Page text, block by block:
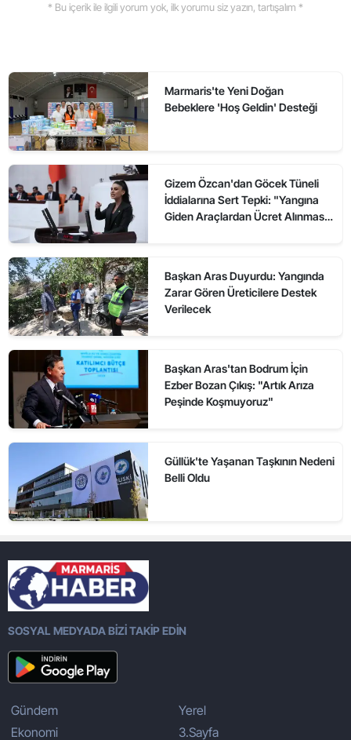
* Bu içerik ile ilgili yorum yok, ilk yorumu siz yazın, tartışalım *
Marmaris'te Yeni Doğan
Bebeklere 'Hoş Geldin' Desteği
Gizem Özcan'dan Göcek Tüneli
İddialarına Sert Tepki: "Yangına
Giden Araçlardan Ücret Alınması
Başkan Aras Duyurdu: Yangında
Zarar Gören Üreticilere Destek
Verilecek
Başkan Aras'tan Bodrum İçin
Ezber Bozan Çıkış: "Artık Arıza
Peşinde Koşmuyoruz"
Güllük'te Yaşanan Taşkının Nedeni
Belli Oldu
SOSYAL MEDYADA BİZİ TAKİP EDİN
Gündem
Ekonomi
Yerel
3.Sayfa